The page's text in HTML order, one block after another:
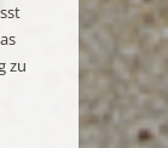
zu